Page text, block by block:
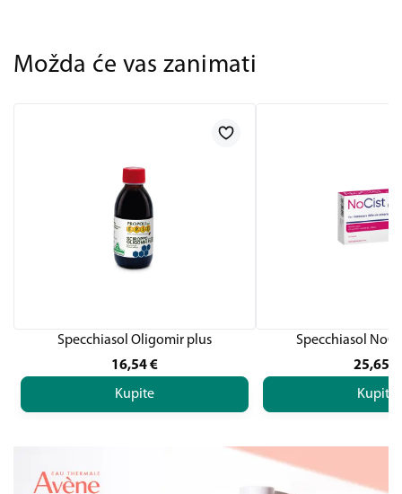
Možda će vas zanimati
Specchiasol Oligomir plus
16,54€
Kupite
Specchiasol
25,65
Kupite